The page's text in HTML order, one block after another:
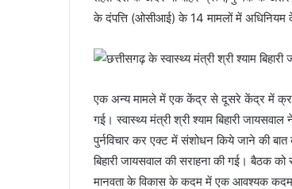
के दंपत्ति (ओसीआई) के 14 मामलों में अधिनियम
एक अन्य मामले में एक केंद्र से दूसरे केंद्र में
गई। स्वास्थ्य मंत्री श्री श्याम बिहारी
पुर्नविचार कर एक्ट में संशोधन किये जाने की
बिहारी जायसवाल की सराहना की गई। बैठक
मानवता के विकास के कदम में एक आवश्यक कदम